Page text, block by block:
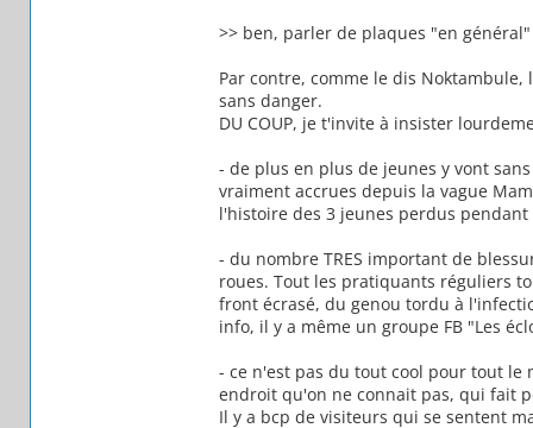
>> ben, parler de plaques "en
Par contre, comme le dis
sans danger.
DU COUP, je t'invite à insister
- de plus en plus de jeunes y vont
vraiment accrues depuis la vague
l'histoire des 3 jeunes perdus
- du nombre TRES important de
roues. Tout les pratiquants réguliers
front écrasé, du genou tordu à
info, il y a même un groupe FB "Les
- ce n'est pas du tout cool pour tout
endroit qu'on ne connait pas, qui fait
Il y a bcp de visiteurs qui se sentent